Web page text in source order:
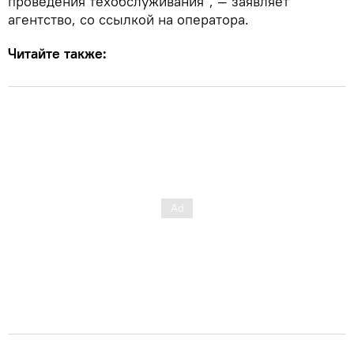
агентство, со ссылкой на оператора.
Читайте также: